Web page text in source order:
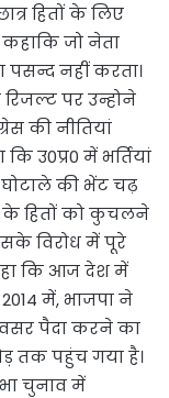
हितों के लिए
कहाकि जो नेता
नहीं करता।
पर उन्होने
की नीतियां
उ0प्र0 में भर्तियां
घोटाले की भेंट चढ़
के हितों को कुचलने
विरोध में पूरे
कि आज देश में
में, भाजपा ने
पैदा करने का
तक पहुंच गया है।
चुनाव में